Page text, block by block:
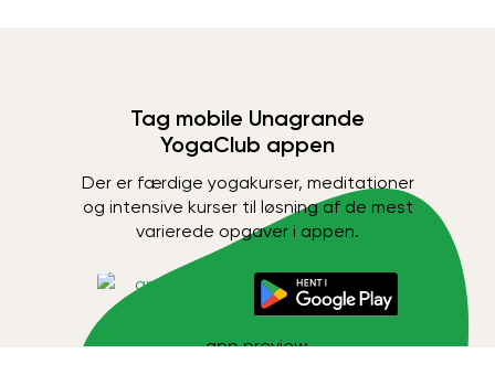
Tag mobile Unagrande
YogaClub appen
Der er færdige yogakurser, meditationer
og intensive kurser til løsning af de mest
varierede opgaver i appen.